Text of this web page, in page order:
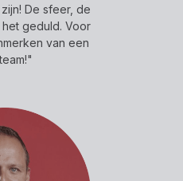
De sfeer, de
geduld. Voor
van een